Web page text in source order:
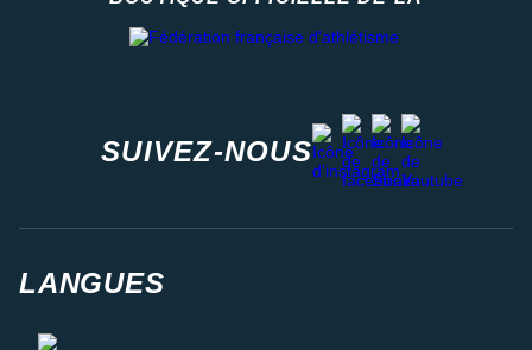
SUIVEZ-NOUS
instagram
facebook
stravayoutube
LANGUES